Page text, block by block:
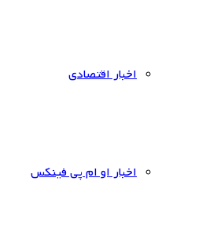
اخبار اقتصادی
اخبار او ام پی فینکس